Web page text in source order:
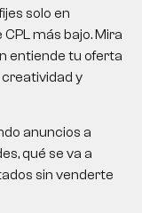
solo en
más bajo. Mira
entiende tu oferta
y
anuncios a
qué se va a
sin venderte